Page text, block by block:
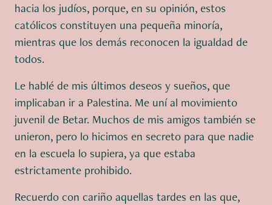
hacia los judíos, porque, en su opinión, estos
católicos constituyen una pequeña minoría,
mientras que los demás reconocen la igualdad de
todos.
Le hablé de mis últimos deseos y sueños, que
implicaban ir a Palestina. Me uní al movimiento
juvenil de Betar. Muchos de mis amigos también se
unieron, pero lo hicimos en secreto para que nadie
en la escuela lo supiera, ya que estaba
estrictamente prohibido.
Recuerdo con cariño aquellas tardes en las que,